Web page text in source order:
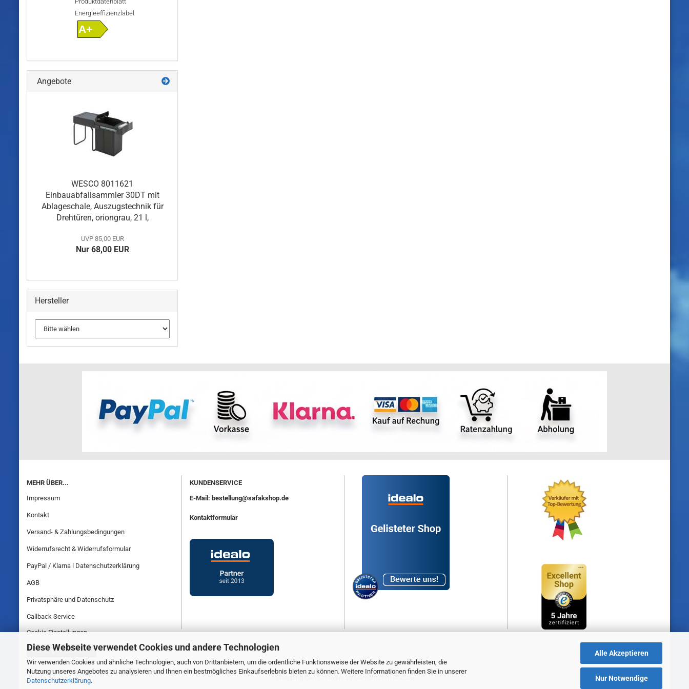
Diese Webseite verwendet Cookies und andere Technologien
Wir verwenden Cookies und ähnliche Technologien, auch von Drittanbietern, um die ordentliche Funktionsweise der Website zu gewährleisten, die
Nutzung unseres Angebotes zu analysieren und Ihnen ein bestmögliches Einkaufserlebnis bieten zu können. Weitere Informationen finden Sie in unserer
Datenschutzerklärung.
Alle Akzeptieren
Nur Notwendige
Energieeffizienzlabel
A+
Angebote
WESCO 8011621
Einbauabfallsammler 30DT mit
Ablageschale, Auszugstechnik für
Drehtüren, oriongrau, 21 l,
UVP 85,00 EUR
Nur 68,00 EUR
Hersteller
MEHR ÜBER...
Impressum
Kontakt
Versand- & Zahlungsbedingungen
Widerrufsrecht & Widerrufsformular
PayPal / Klarna l Datenschutzerklärung
AGB
Privatsphäre und Datenschutz
Callback Service
Cookie Einstellungen
KUNDENSERVICE
E-Mail: bestellung@safakshop.de
Kontaktformular
Vertrag widerrufen